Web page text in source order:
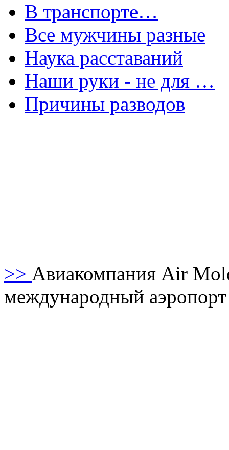
В транспорте…
Все мужчины разные
Наука расставаний
Наши руки - не для …
Причины разводов
>> Авиакомпания Аir
международный